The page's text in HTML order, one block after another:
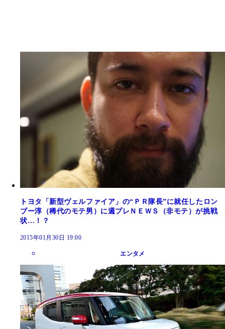
トヨタ「新型ヴェルファイア」の“ＰＲ隊長”に就任したロン
ブー淳（稀代のモテ男）に週プレＮＥＷＳ（非モテ）が挑戦
状…！？
2015年01月30日 19:00
エンタメ